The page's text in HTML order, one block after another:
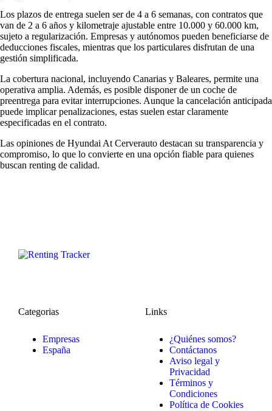
Los plazos de entrega suelen ser de 4 a 6 semanas, con contratos que
van de 2 a 6 años y kilometraje ajustable entre 10.000 y 60.000 km,
sujeto a regularización. Empresas y autónomos pueden beneficiarse de
deducciones fiscales, mientras que los particulares disfrutan de una
gestión simplificada.
La cobertura nacional, incluyendo Canarias y Baleares, permite una
operativa amplia. Además, es posible disponer de un coche de
preentrega para evitar interrupciones. Aunque la cancelación anticipada
puede implicar penalizaciones, estas suelen estar claramente
especificadas en el contrato.
Las opiniones de Hyundai At Cerverauto destacan su transparencia y
compromiso, lo que lo convierte en una opción fiable para quienes
buscan renting de calidad.
Categorias
Empresas
España
Links
¿Quiénes somos?
Contáctanos
Aviso legal y
Privacidad
Términos y
Condiciones
Política de Cookies